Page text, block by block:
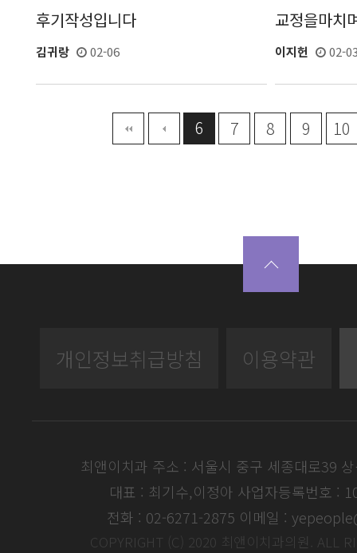
후기작성입니다
김귀랑 02-06
교정을마치
이지헌 02-
6 7 8 9 10
개인정보취급방침 이용약관
최앤이치과 주소 : 서울시 중구 세종대로39
대표 : 최기수,이정아 사업자등록번호 :
전화 : 02-6271-2875 이메일 :
COPYRIGHT (C) 2020 최앤이치과의원. ALL